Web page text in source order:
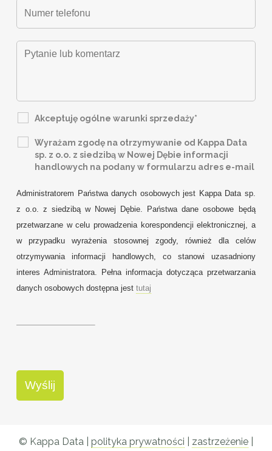
Akceptuję ogólne warunki sprzedaży*
Wyrażam zgodę na otrzymywanie od Kappa Data
sp. z o.o. z siedzibą w Nowej Dębie informacji
handlowych na podany w formularzu adres e-mail
Administratorem Państwa danych osobowych jest Kappa Data sp.
z o.o. z siedzibą w Nowej Dębie. Państwa dane osobowe będą
przetwarzane w celu prowadzenia korespondencji elektronicznej, a
w przypadku wyrażenia stosownej zgody, również dla celów
otrzymywania informacji handlowych, co stanowi uzasadniony
interes Administratora. Pełna informacja dotycząca przetwarzania
danych osobowych dostępna jesttutaj
© Kappa Data | polityka prywatności zastrzeżenie